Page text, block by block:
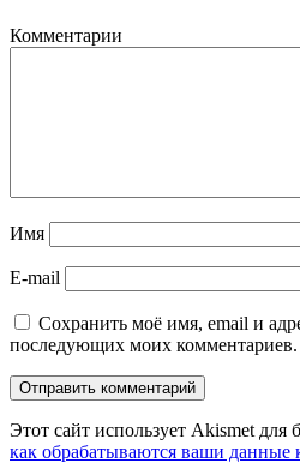
Комментарии
Имя
E-mail
Сохранить моё имя, email и
последующих моих комментариев.
Этот сайт использует Akismet для
как обрабатываются ваши данные